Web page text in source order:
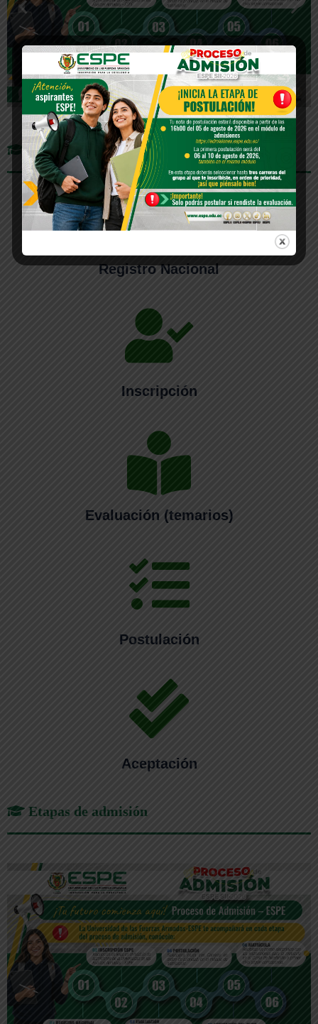
Etapas del proceso de admisión
Registro Nacional
Inscripción
Evaluación (temarios)
Postulación
Aceptación
Etapas de admisión